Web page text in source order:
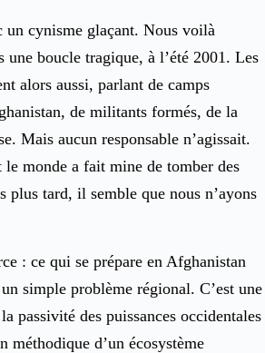
un cynisme glaçant. Nous voilà
une boucle tragique, à l’été 2001. Les
alors aussi, parlant de camps
de militants formés, de la
Mais aucun responsable n’agissait.
le monde a fait mine de tomber des
plus tard, il semble que nous n’ayons
: ce qui se prépare en Afghanistan
simple problème régional. C’est une
passivité des puissances occidentales
méthodique d’un écosystème